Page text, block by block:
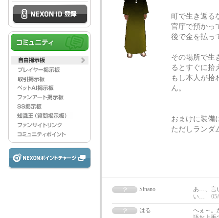
町で生き返る
官庁で預かっ
後で金を払っ
その場所で生
るとすぐに拾
もし本人が拾
ん。
おまけに装備
ただしランダ
Sinano
あ…、言
い…
はる
へぇ～。